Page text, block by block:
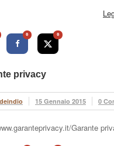
0 0
privacy
15 Gennaio 2015 0
Garante